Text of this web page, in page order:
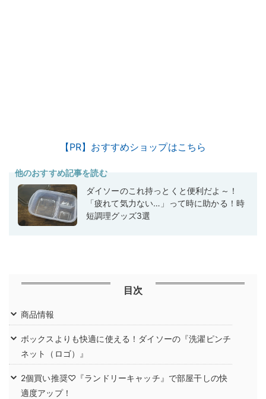
【PR】おすすめショップはこちら
他のおすすめ記事を読む
ダイソーのこれ持っとくと便利だよ～！
「疲れて気力ない…」って時に助かる！時
短調理グッズ3選
目次
商品情報
ボックスよりも快適に使える！ダイソーの『洗濯ピンチ
ネット（ロゴ）』
2個買い推奨♡『ランドリーキャッチ』で部屋干しの快
適度アップ！